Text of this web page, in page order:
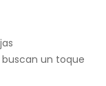
un toque